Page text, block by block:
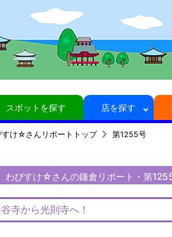
スポットを探す 店を探す
すけ☆さんリポートトップ 第1255号
わびすけ☆さんの鎌倉リポート・第
寺から光則寺へ！